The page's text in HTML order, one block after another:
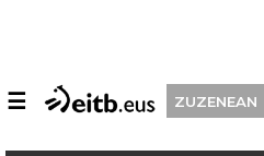
☰ ZUZENEAN